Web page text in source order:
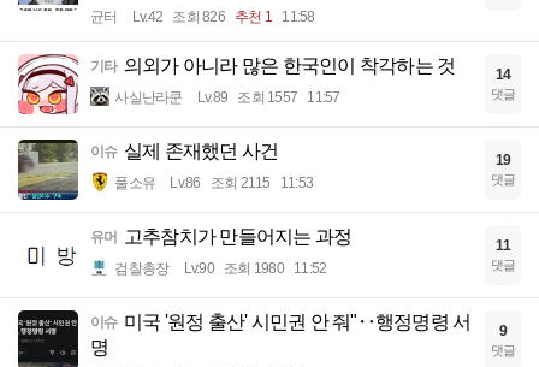
균터 Lv.42 조회 826 추천 1 11:58
기타 의외가 아니라 많은 한국인이 착각하는 것
사실난라쿤 Lv.89 조회 1557 11:57
14
댓글
이슈 실제 존재했던 사건
풀소유 Lv.86 조회 2115 11:53
19
댓글
유머 고추참치가 만들어지는 과정
검찰총장 Lv.90 조회 1980 11:52
11
댓글
이슈 미국 '원정 출산' 시민권 안 줘"‥행정명령 서
명
9
댓글